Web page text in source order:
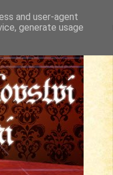
and user-agent
generate usage